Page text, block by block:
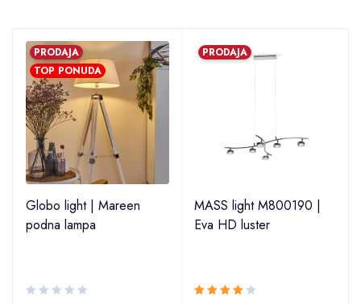
PRODAJA
TOP PONUDA
Globo light | Mareen
podna lampa
PRODAJA
MASS light M800190 |
Eva HD luster